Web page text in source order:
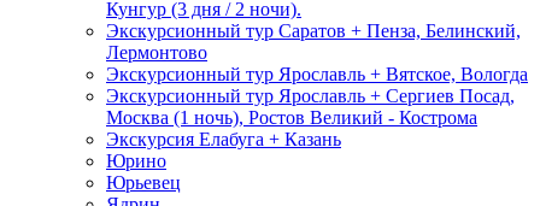
Кунгур (3 дня / 2 ночи).
Экскурсионный тур Саратов + Пенза, Белинский,
Лермонтово
Экскурсионный тур Ярославль + Вятское, Вологда
Экскурсионный тур Ярославль + Сергиев Посад,
Москва (1 ночь), Ростов Великий - Кострома
Экскурсия Елабуга + Казань
Юрино
Юрьевец